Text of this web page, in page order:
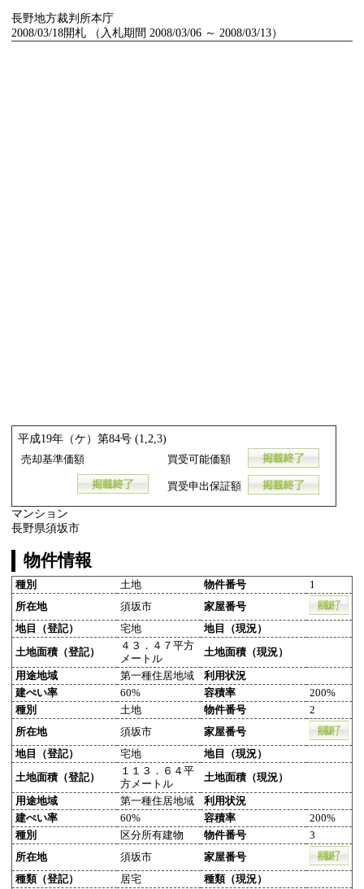
長野地方裁判所本庁
2008/03/18開札 （入札期間 2008/03/06 ～ 2008/03/13）
平成19年（ケ）第84号 (1,2,3)
売却基準価額 買受可能価額
買受申出保証額
マンション
長野県須坂市
物件情報
種別 土地 物件番号
1
所在地
須坂市
家屋番号
地目（登記）
宅地 地目（現況）
土地面積（登記）
４３．４７平方
メートル
土地面積（現況）
用途地域 第一種住居地域
利用状況
建ぺい率
60% 容積率
200%
種別
土地 物件番号
2
所在地
須坂市
家屋番号
地目（登記）
宅地 地目（現況）
土地面積（登記）
１１３．６４平
方メートル
土地面積（現況）
用途地域 第一種住居地域
利用状況
建ぺい率
60% 容積率
200%
種別
区分所有建物 物件番号
3
所在地
須坂市
家屋番号
種類（登記）
居宅 種類（現況）